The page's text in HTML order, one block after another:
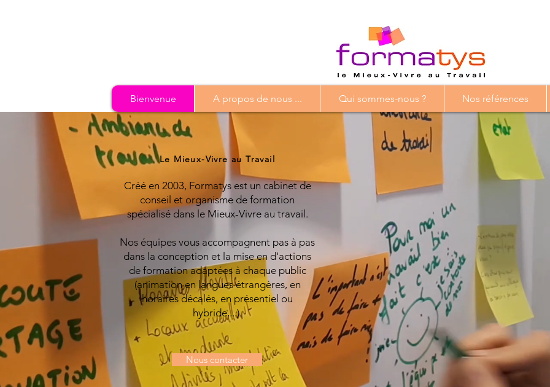
Bienvenue A propos de nous ... Qui sommes-nous ? Nos références
Le Mieux-Vivre au Travail
Créé en 2003, Formatys est un cabinet de
conseil et organisme de formation
spécialisé dans le Mieux-Vivre au travail.
Nos équipes vous accompagnent pas à pas
dans la conception et la mise en d'actions
de formation adaptées à chaque public
(animation en langues étrangères, en
horaires décalés, en présentiel ou
hybride,...).
Nous contacter